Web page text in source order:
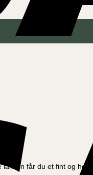
får du et fint og